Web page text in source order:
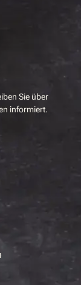
Sie über
informiert.